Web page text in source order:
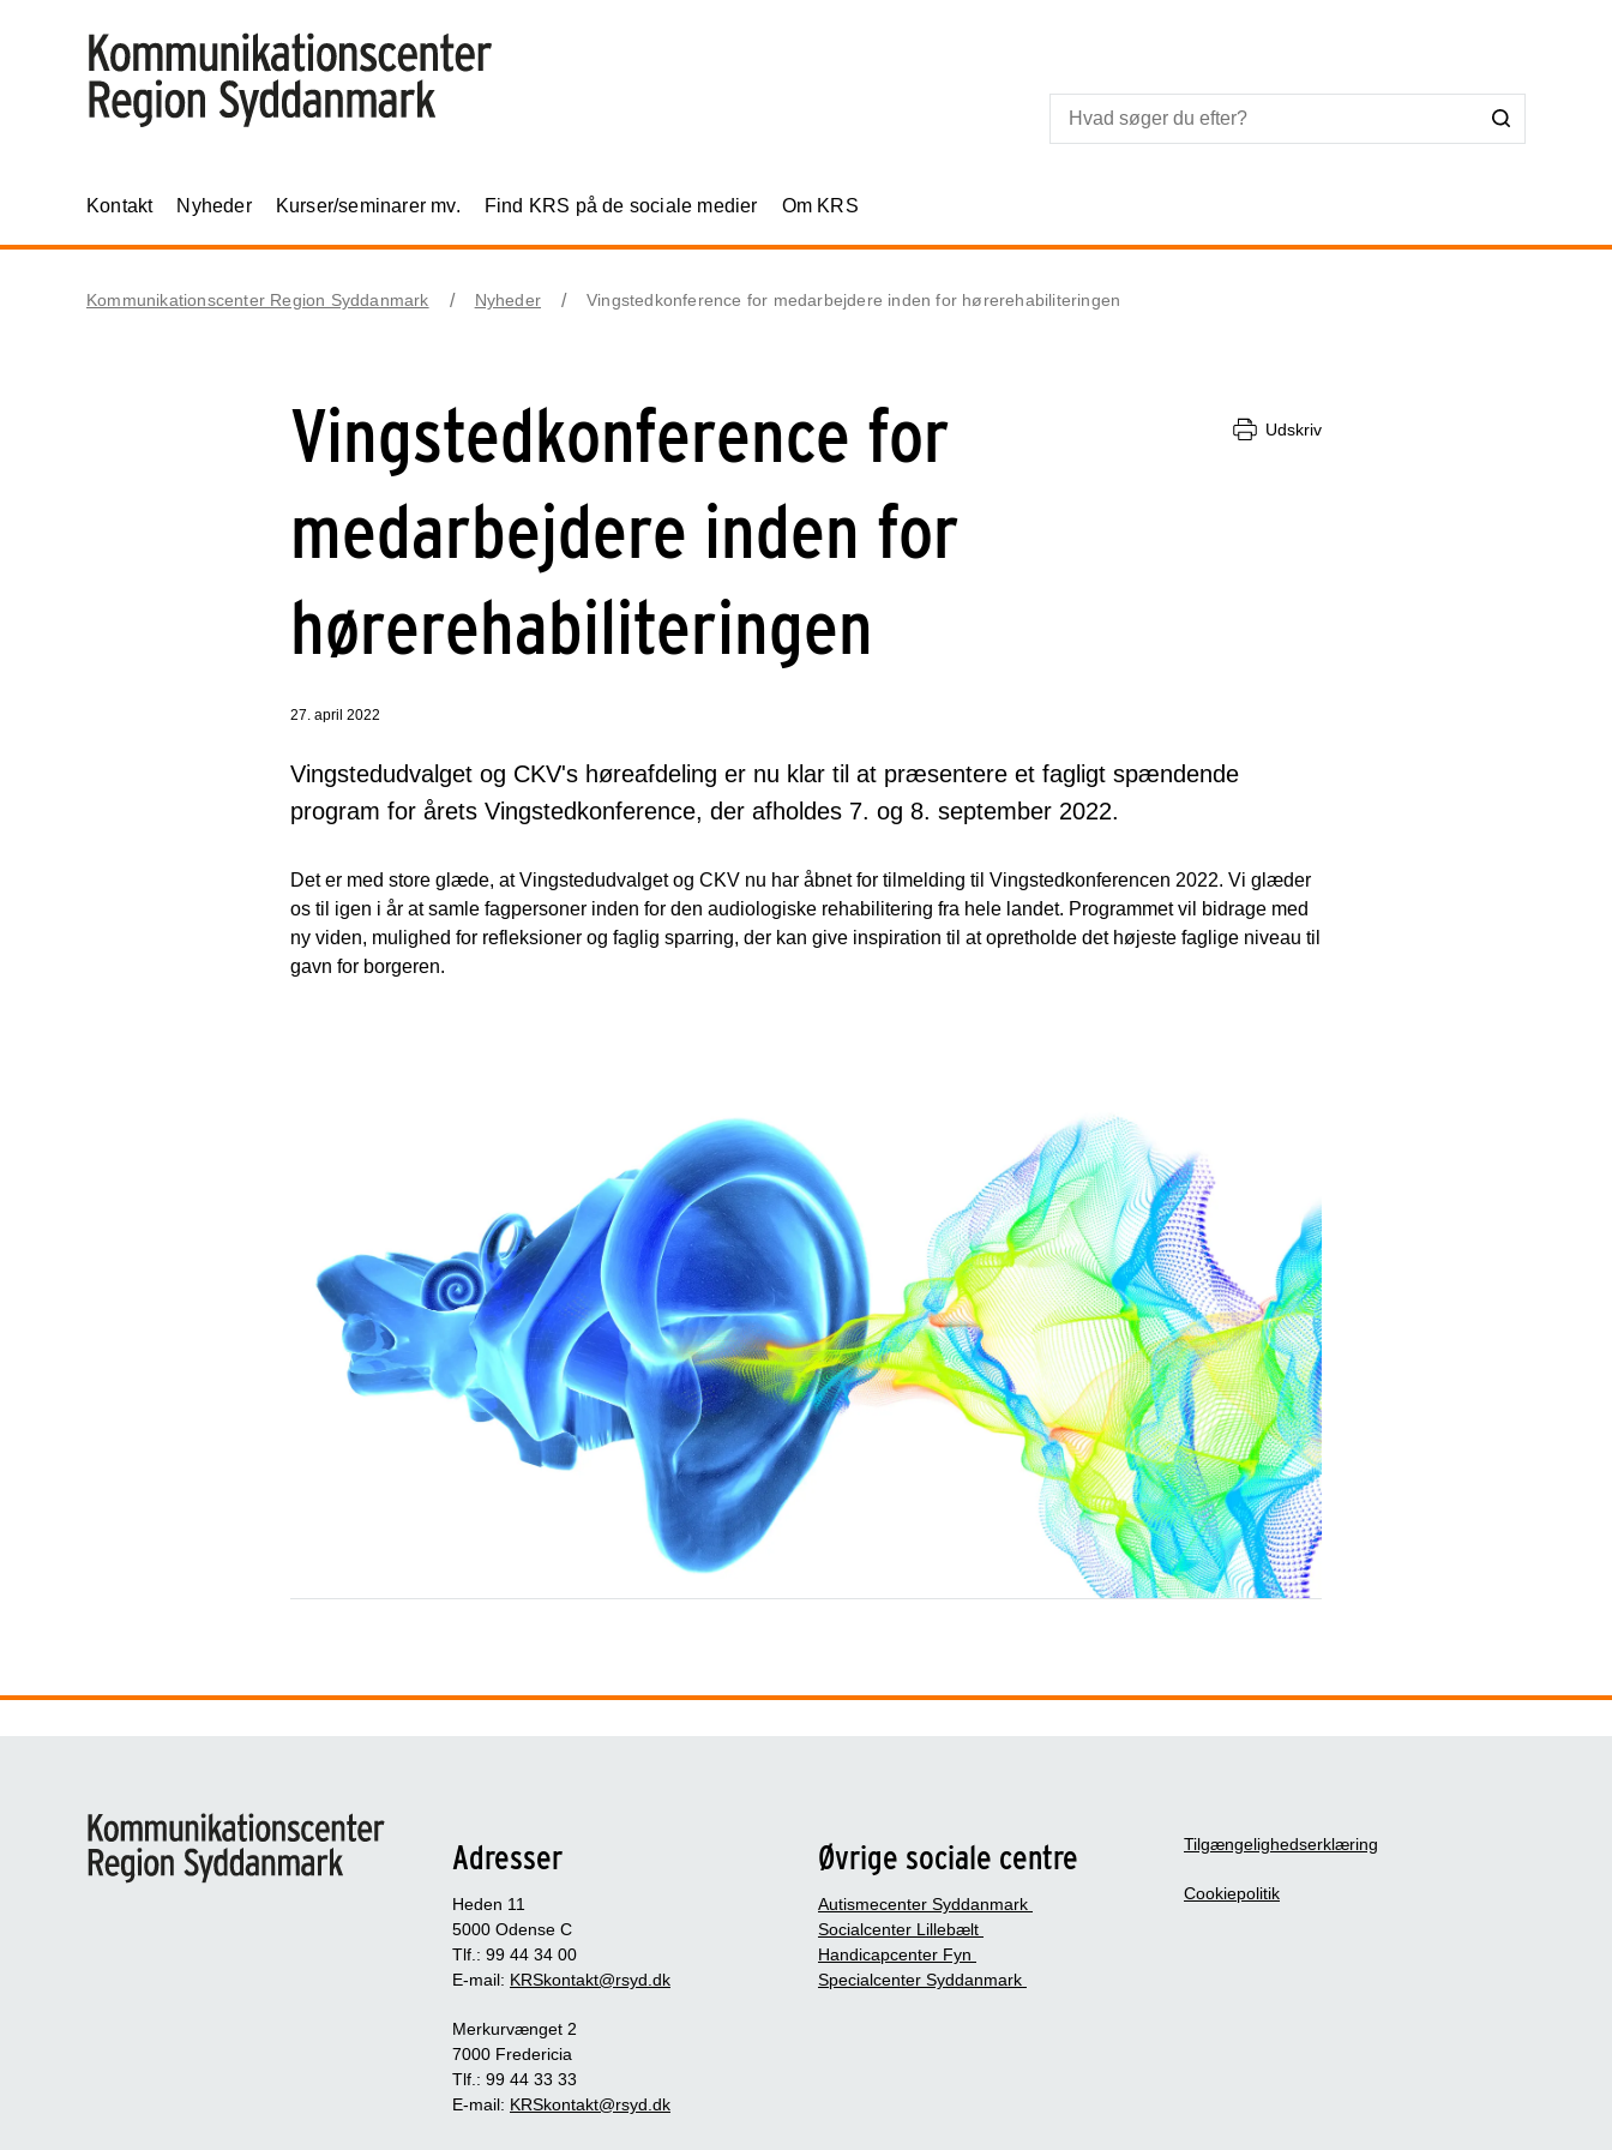
Kontakt Nyheder Kurser/seminarer mv. Find KRS på de sociale medier Om KRS
Kommunikationscenter Region Syddanmark Nyheder Vingstedkonference for medarbejdere inden for hørerehabiliteringen
Vingstedkonference for
medarbejdere inden for
hørerehabiliteringen
Udskriv
27. april 2022
Vingstedudvalget og CKV's høreafdeling er nu klar til at præsentere et fagligt spændende
program for årets Vingstedkonference, der afholdes 7. og 8. september 2022.
Det er med store glæde, at Vingstedudvalget og CKV nu har åbnet for tilmelding til Vingstedkonferencen 2022. Vi glæder
os til igen i år at samle fagpersoner inden for den audiologiske rehabilitering fra hele landet. Programmet vil bidrage med
ny viden, mulighed for refleksioner og faglig sparring, der kan give inspiration til at opretholde det højeste faglige niveau til
gavn for borgeren.
Adresser
Heden 11
5000 Odense C
Tlf.: 99 44 34 00
E-mail: KRSkontakt@rsyd.dk
Merkurvænget 2
7000 Fredericia
Tlf.: 99 44 33 33
E-mail: KRSkontakt@rsyd.dk
Øvrige sociale centre
Autismecenter Syddanmark
Socialcenter Lillebælt
Handicapcenter Fyn
Specialcenter Syddanmark
Tilgængelighedserklæring
Cookiepolitik